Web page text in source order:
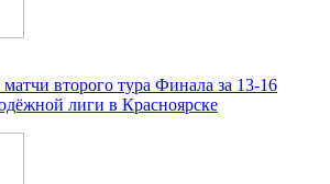
матчи второго тура Финала за 13-16
лиги в Красноярске